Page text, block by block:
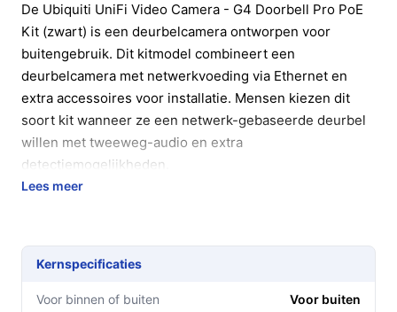
De Ubiquiti UniFi Video Camera - G4 Doorbell Pro PoE
Kit (zwart) is een deurbelcamera ontworpen voor
buitengebruik. Dit kitmodel combineert een
deurbelcamera met netwerkvoeding via Ethernet en
extra accessoires voor installatie. Mensen kiezen dit
soort kit wanneer ze een netwerk-gebaseerde deurbel
willen met tweeweg-audio en extra
detectiemogelijkheden.
stroom wordt voorzien via Ethernet (PoE),
montagemateriaal en een muurbeugel.
Lees meer
Kernspecificaties
Voor binnen of buiten Voor buiten